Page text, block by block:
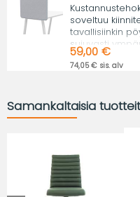
soveltuu
tavallisiinkin
sujuvasti
59,00 €
74,05 € sis. alv
Samankaltaisia